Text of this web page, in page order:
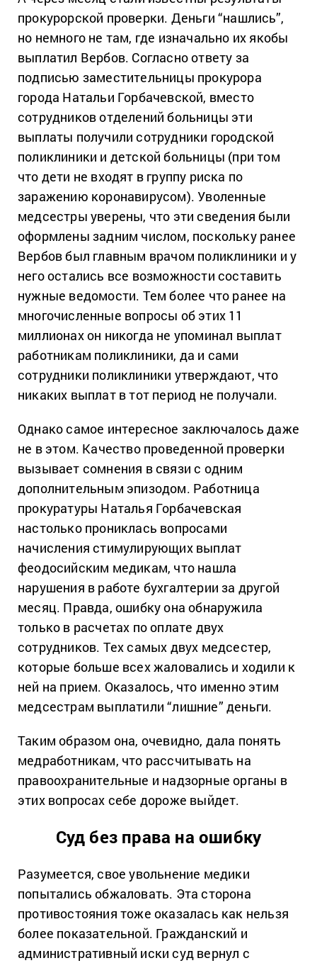
прокурорской проверки. Деньги “нашлись”,
но немного не там, где изначально их якобы
выплатил Вербов. Согласно ответу за
подписью заместительницы прокурора
города Натальи Горбачевской, вместо
сотрудников отделений больницы эти
выплаты получили сотрудники городской
поликлиники и детской больницы (при том
что дети не входят в группу риска по
заражению коронавирусом). Уволенные
медсестры уверены, что эти сведения были
оформлены задним числом, поскольку ранее
Вербов был главным врачом поликлиники и у
него остались все возможности составить
нужные ведомости. Тем более что ранее на
многочисленные вопросы об этих 11
миллионах он никогда не упоминал выплат
работникам поликлиники, да и сами
сотрудники поликлиники утверждают, что
никаких выплат в тот период не получали.
Однако самое интересное заключалось даже
не в этом. Качество проведенной проверки
вызывает сомнения в связи с одним
дополнительным эпизодом. Работница
прокуратуры Наталья Горбачевская
настолько прониклась вопросами
начисления стимулирующих выплат
феодосийским медикам, что нашла
нарушения в работе бухгалтерии за другой
месяц. Правда, ошибку она обнаружила
только в расчетах по оплате двух
сотрудников. Тех самых двух медсестер,
которые больше всех жаловались и ходили к
ней на прием. Оказалось, что именно этим
медсестрам выплатили “лишние” деньги.
Таким образом она, очевидно, дала понять
медработникам, что рассчитывать на
правоохранительные и надзорные органы в
этих вопросах себе дороже выйдет.
Суд без права на ошибку
Разумеется, свое увольнение медики
попытались обжаловать. Эта сторона
противостояния тоже оказалась как нельзя
более показательной. Гражданский и
административный иски суд вернул с